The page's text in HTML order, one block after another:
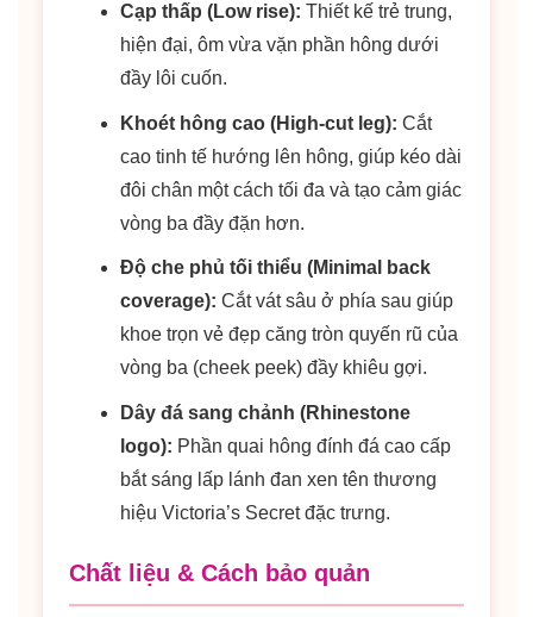
Cạp thấp (Low rise): Thiết kế trẻ trung,
hiện đại, ôm vừa vặn phần hông dưới
đầy lôi cuốn.
Khoét hông cao (High-cut leg): Cắt
cao tinh tế hướng lên hông, giúp kéo dài
đôi chân một cách tối đa và tạo cảm giác
vòng ba đầy đặn hơn.
Độ che phủ tối thiểu (Minimal back
coverage): Cắt vát sâu ở phía sau giúp
khoe trọn vẻ đẹp căng tròn quyến rũ của
vòng ba (cheek peek) đầy khiêu gợi.
Dây đá sang chảnh (Rhinestone
logo): Phần quai hông đính đá cao cấp
bắt sáng lấp lánh đan xen tên thương
hiệu Victoria’s Secret đặc trưng.
Chất liệu & Cách bảo quản